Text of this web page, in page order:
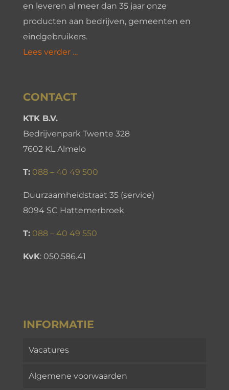
en leveren al meer dan 35 jaar onze
producten aan bedrijven, gemeenten en
eindgebruikers.
Lees verder …
CONTACT
KTK B.V.
Bedrijvenpark Twente 328
7602 KL Almelo
T: 088 – 40 49 500
Duurzaamheidstraat 35 (service)
8094 SC Hattemerbroek
T: 088 – 40 49 550
KvK: 050.586.41
INFORMATIE
Vacatures
Algemene voorwaarden